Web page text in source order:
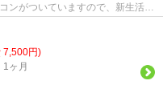
ンがついていますので、新生活が
7,500円)
ヶ月